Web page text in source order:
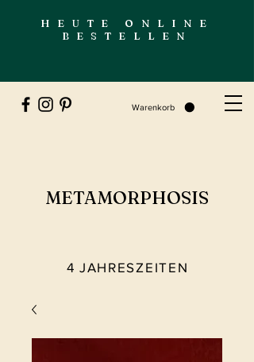
HEUTE ONLINE
BESTELLEN
Warenkorb
METAMORPHOSIS
4 JAHRESZEITEN